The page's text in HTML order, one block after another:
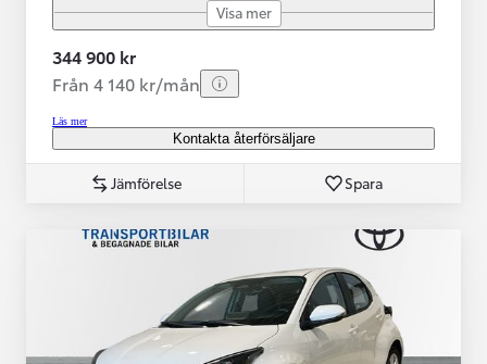
Visa mer
344 900 kr
Från 4 140 kr/mån
Läs mer
Kontakta återförsäljare
Jämförelse Spara